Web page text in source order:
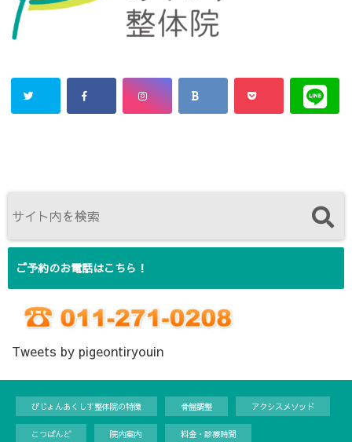
ご予約のお電話はこちら！
Tweets by pigeontiryouin
ぴじょんあくしす整体院の特徴 骨盤調整 アクシスメソッド
こつばんど 院内案内 料金・診療時間